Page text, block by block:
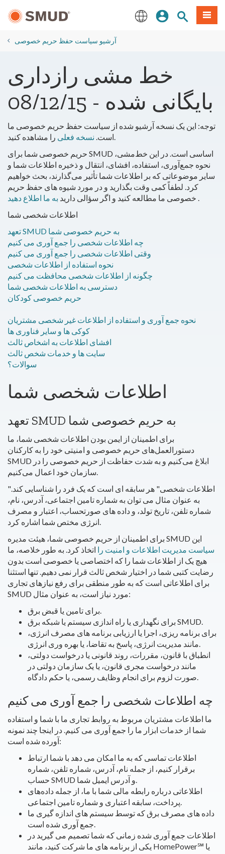
اصلی
ورودسایتمنو
آرشیو سیاست حفظ حریم خصوصی
خط مشی رازداری
بایگانی شده - 08/12/15
توجه: این یک نسخه آرشیو شده از سیاست حفظ حریم خصوصی ما
است. نسخه فعلی
را مشاهده کنید.
حریم خصوصی شما برای SMUD اساسی است. در این خط‌مشی،
نحوه جمع‌آوری، استفاده، افشای، انتقال و ذخیره اطلاعات شما و
سایر موضوعاتی که بر اطلاعات شما تأثیر می‌گذارند، بحث خواهیم
کرد. لطفاً کمی وقت بگذارید و در مورد شیوه های حفظ حریم
خصوصی ما مطالعه کنید و اگر سؤالی دارید به ما اطلاع دهید
.
اطلاعات شخصی شما
تعهد SMUD به حریم خصوصی شما
چه اطلاعات شخصی را جمع آوری می کنیم
وقتی اطلاعات شخصی را جمع آوری می کنیم
نحوه استفاده از اطلاعات شخصی
چگونه از اطلاعات شخصی محافظت می کنیم
دسترسی به اطلاعات شخصی شما
حریم خصوصی کودکان
نحوه جمع آوری و استفاده از اطلاعات غیر شخصی مشتریان
کوکی ها و سایر فناوری ها
افشای اطلاعات به اشخاص ثالث
سایت ها و خدمات شخص ثالث
سوالات؟
اطلاعات شخصی شما
تعهد SMUD به حریم خصوصی شما
برای اطمینان از ایمن بودن اطلاعات شخصی شما، ما
دستورالعمل‌های حریم خصوصی و امنیتی خود را به کارکنان
SMUD ابلاغ می‌کنیم و به شدت حفاظت از حریم خصوصی را در
سازمان خود اعمال می‌کنیم.
"اطلاعات شخصی" هر سابقه ای است که یک فرد را شناسایی کند.
به عنوان مثال می توان به شماره تامین اجتماعی، آدرس، نام،
شماره تلفن، تاریخ تولد، و داده های صورتحساب، اعتبار و مصرف
انرژی مختص شما اشاره کرد.
برای اطمینان از حریم خصوصی شما، هیئت مدیره SMUD این
سیاست مدیریت اطلاعات و امنیت را اتخاذ کرد. به طور خلاصه، ما
هیچ یک از اطلاعات شما را که اختصاصی یا خصوصی است بدون
رضایت کتبی شما در اختیار شخص ثالث قرار نمی دهیم. تنها استثنا
برای اطلاعاتی است که به طور منطقی برای رفع نیازهای تجاری
SMUD مورد نیاز است، به عنوان مثال:
برای تامین یا قبض برق.
برای نگهداری یا راه اندازی سیستم یا شبکه برق SMUD.
برای برنامه ریزی، اجرا یا ارزیابی برنامه های مصرف انرژی،
مانند مدیریت انرژی، پاسخ به تقاضا، یا بهره وری انرژی.
انطباق با قانون، مقررات، روند قانونی یا درخواست دولتی،
مانند درخواست مجری قانون، یا یک سازمان دولتی در
صورت لزوم برای انجام وظایف رسمی، یا حکم دادگاه.
چه اطلاعات شخصی را جمع آوری می کنیم
ما اطلاعات مشتریان مربوط به روابط تجاری ما با شما و استفاده
شما از خدمات ابزار ما را جمع آوری می کنیم. در اینجا چند نمونه
آورده شده است:
اطلاعات تماسی که به ما امکان می دهد با شما ارتباط
برقرار کنیم، از جمله نام، آدرس، شماره تلفن، شماره
حساب SMUD و آدرس ایمیل شما.
اطلاعاتی درباره رابطه مالی شما با ما، از جمله داده‌های
پرداخت، سابقه اعتباری و شماره تامین اجتماعی.
داده های مصرف برق که توسط سیستم های اندازه گیری ما
جمع آوری شده است.
اطلاعات جمع آوری شده زمانی که شما تصمیم می گیرید در
یکی از برنامه های ما شرکت کنید، مانند HomePower℠